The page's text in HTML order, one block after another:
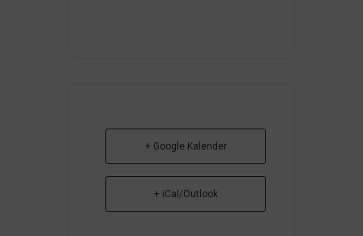
+ Google Kalender
+ iCal/Outlook